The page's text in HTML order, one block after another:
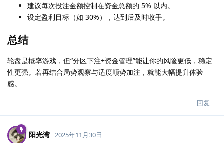
建议每次投注金额控制在资金总额的 5% 以内。
设定盈利目标（如 30%），达到后及时收手。
总结
轮盘是概率游戏，但“分区下注+资金管理”能让你的风险更低，稳定
性更强。若再结合局势观察与适度顺势加注，就能大幅提升体验
感。
回复
阳光湾 2025年11月30日